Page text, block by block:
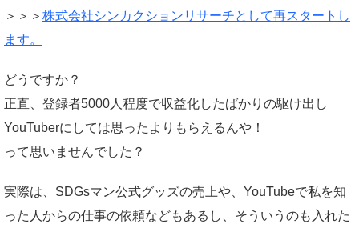
＞＞＞ 株式会社シンカクションリサーチとして再スタートし
ます。
どうですか？
正直、登録者5000人程度で収益化したばかりの駆け出し
YouTuberにしては思ったよりもらえるんや！
って思いませんでした？
実際は、SDGsマン公式グッズの売上や、YouTubeで私を知
った人からの仕事の依頼などもあるし、そういうのも入れた